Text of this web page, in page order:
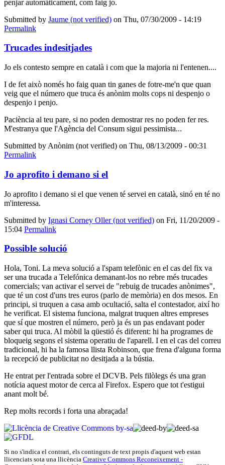
penjar automàticament, com faig jo.
Submitted by Jaume (not verified) on Thu, 07/30/2009 - 14:19
Permalink
Trucades indesitjades
Jo els contesto sempre en català i com que la majoria ni l'entenen....
I de fet això només ho faig quan tin ganes de fotre-me'n que quan
veig que el número que truca és anònim molts cops ni despenjo o
despenjo i penjo.
Paciència al teu pare, si no poden demostrar res no poden fer res.
M'estranya que l'Agència del Consum sigui pessimista...
Submitted by Anònim (not verified) on Thu, 08/13/2009 - 00:31
Permalink
Jo aprofito i demano si el
Jo aprofito i demano si el que venen té servei en català, sinó en té no
m'interessa.
Submitted by Ignasi Corney Oller (not verified) on Fri, 11/20/2009 -
15:04 Permalink
Possible solució
Hola, Toni. La meva solució a l'spam telefònic en el cas del fix va
ser una trucada a Telefónica demanant-los no rebre més trucades
comercials; van activar el servei de "rebuig de trucades anònimes",
que té un cost d'uns tres euros (parlo de memòria) en dos mesos. En
principi, si truquen a casa amb ocultació, salta el contestador, així ho
he verificat. El sistema funciona, malgrat truquen altres empreses
que sí que mostren el número, però ja és un pas endavant poder
saber qui truca. Al mòbil la qüestió és diferent: hi ha programes de
bloqueig segons el sistema operatiu de l'aparell. I en el cas del correu
tradicional, hi ha la famosa llista Robinson, que frena d'alguna forma
la recepció de publicitat no desitjada a la bústia.
He entrat per l'entrada sobre el DCVB. Pels filòlegs és una gran
notícia aquest motor de cerca al Firefox. Espero que tot t'estigui
anant molt bé.
Rep molts records i forta una abraçada!
Si no s'indica el contrari, els continguts de text propis d'aquest web estan
llicenciats sota una llicència Creative Commons Reconeixement -